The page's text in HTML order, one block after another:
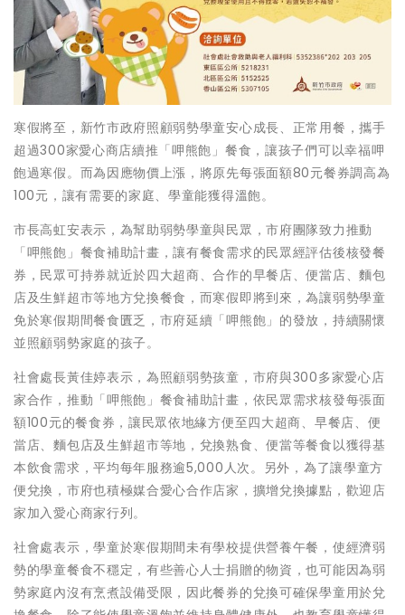
寒假將至，新竹市政府照顧弱勢學童安心成長、正常用餐，攜手
超過300家愛心商店續推「呷熊飽」餐食，讓孩子們可以幸福呷
飽過寒假。而為因應物價上漲，將原先每張面額80元餐券調高為
100元，讓有需要的家庭、學童能獲得溫飽。
市長高虹安表示，為幫助弱勢學童與民眾，市府團隊致力推動
「呷熊飽」餐食補助計畫，讓有餐食需求的民眾經評估後核發餐
券，民眾可持券就近於四大超商、合作的早餐店、便當店、麵包
店及生鮮超市等地方兌換餐食，而寒假即將到來，為讓弱勢學童
免於寒假期間餐食匱乏，市府延續「呷熊飽」的發放，持續關懷
並照顧弱勢家庭的孩子。
社會處長黃佳婷表示，為照顧弱勢孩童，市府與300多家愛心店
家合作，推動「呷熊飽」餐食補助計畫，依民眾需求核發每張面
額100元的餐食券，讓民眾依地緣方便至四大超商、早餐店、便
當店、麵包店及生鮮超市等地，兌換熟食、便當等餐食以獲得基
本飲食需求，平均每年服務逾5,000人次。另外，為了讓學童方
便兌換，市府也積極媒合愛心合作店家，擴增兌換據點，歡迎店
家加入愛心商家行列。
社會處表示，學童於寒假期間未有學校提供營養午餐，使經濟弱
勢的學童餐食不穩定，有些善心人士捐贈的物資，也可能因為弱
勢家庭內沒有烹煮設備受限，因此餐券的兌換可確保學童用於兌